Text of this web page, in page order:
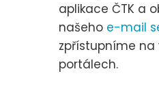
aplikace ČTK a
našeho e-mail
zpřístupníme na
portálech.